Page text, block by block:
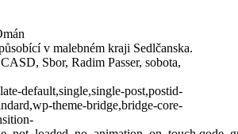
v malebném kraji Sedlčanska.
Sbor, Radim Passer, sobota,
default,single,single-post,postid-
theme-bridge,bridge-core-